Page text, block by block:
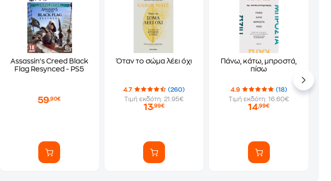
Assassin's Creed Black
Flag Resynced - PS5
59,90€
Όταν το σώμα λέει όχι
4.7
(260)
Τιμή εκδότη: 21.95€
13,99€
Πάνω, κάτω, μπροστά,
πίσω
4.9
(18)
Τιμή εκδότη: 16.60€
14,99€